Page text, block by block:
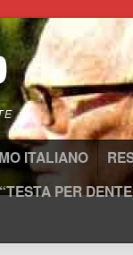
ITALIANO
PER